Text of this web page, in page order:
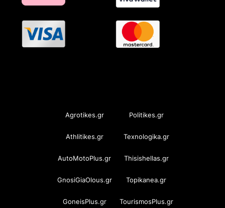
Agrotikes.gr Politikes.gr
Athlitikes.gr Texnologika.gr
AutoMotoPlus.gr Thisishellas.gr
GnosiGiaOlous.gr Topikanea.gr
GoneisPlus.gr TourismosPlus.gr